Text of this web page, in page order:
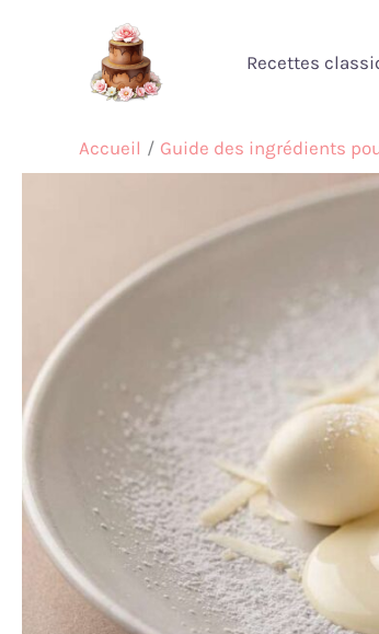
Recettes
Accueil Guide des ingrédients